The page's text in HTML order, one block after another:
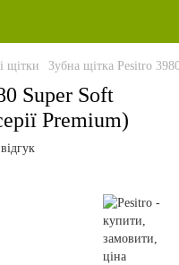
щітки Зубна щітка Pesitro
Super Soft
Premium)